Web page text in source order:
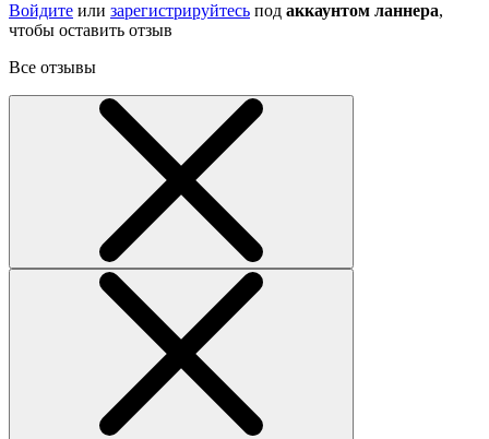
Войдите или зарегистрируйтесь под аккаунтом ланнера,
чтобы оставить отзыв
Все отзывы